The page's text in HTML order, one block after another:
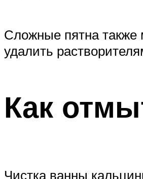
Сложные пятна также
удалить
Как
Чистка ванны